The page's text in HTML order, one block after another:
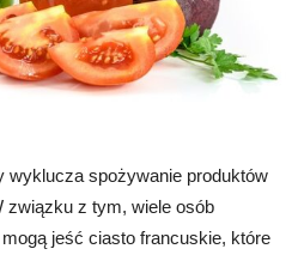
wyklucza spożywanie produktów
związku z tym, wiele osób
jeść ciasto francuskie, które